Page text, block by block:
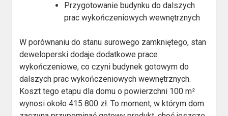
Przygotowanie budynku do dalszych
prac wykończeniowych wewnętrznych
W porównaniu do stanu surowego zamkniętego, stan
deweloperski dodaje dodatkowe prace
wykończeniowe, co czyni budynek gotowym do
dalszych prac wykończeniowych wewnętrznych.
Koszt tego etapu dla domu o powierzchni 100 m²
wynosi około 415 800 zł. To moment, w którym dom